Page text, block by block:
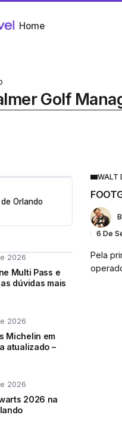
Home
Golf
Orlando
2026
Multi Pass e
dúvidas mais
2026
Michelin em
atualizado –
2026
2026 na
WALT
6 De
Pela